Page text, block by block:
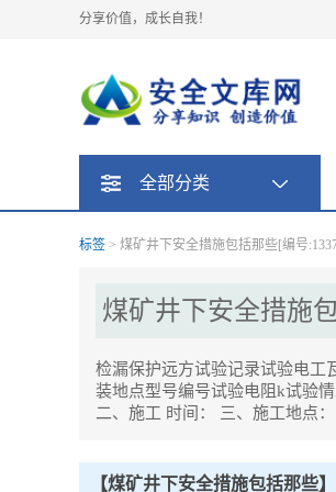
分享价值，成长自我！
全部分类
标签 > 煤矿井下安全措施包括那些[编号
煤矿井下安全措施
检漏保护远方试验记录试验电工
装地点型号编号试验电阻k试验
二、施工 时间： 三、施工地点
大量的人员伤亡和矿毁,因此,防止瓦斯爆
【煤矿井下安全措施包括那些